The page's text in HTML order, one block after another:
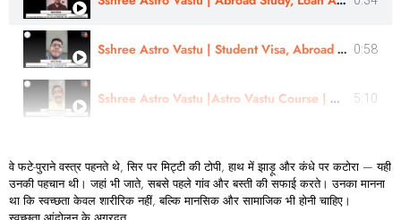
Sshree Astro Vastu | Student Visa, Abroad Study - Review In Eng |Sahil Warge | #sshreeastrovastu 0:58
Sshree Astro Vastu |Astro Vastu Course | Martial, Business, Kid Health Case review|Er. Ulhas Chimaji 5:10
वे फटे-पुराने वस्त्र पहनते थे, सिर पर मिट्टी की टोपी, हाथ में झाड़ू और कंधे पर कटोरा — यही
उनकी पहचान थी। जहां भी जाते, सबसे पहलेगांवऔरबस्तीकीसफाईकरते। उनका मानना
था कि स्वच्छता केवल शारीरिक नहीं, बल्कि मानसिक और सामाजिक भी होनी चाहिए।